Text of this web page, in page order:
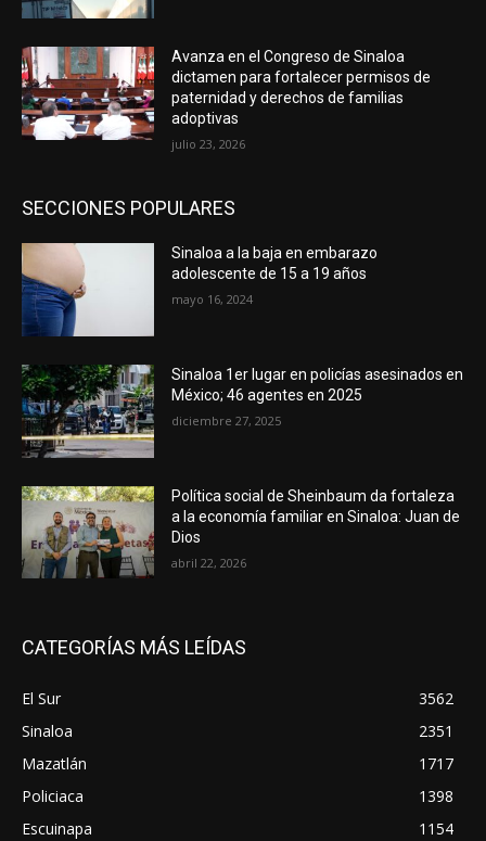
Avanza en el Congreso de Sinaloa
dictamen para fortalecer permisos de
paternidad y derechos de familias
adoptivas
julio 23, 2026
SECCIONES POPULARES
Sinaloa a la baja en embarazo
adolescente de 15 a 19 años
mayo 16, 2024
Sinaloa 1er lugar en policías asesinados en
México; 46 agentes en 2025
diciembre 27, 2025
Política social de Sheinbaum da fortaleza
a la economía familiar en Sinaloa: Juan de
Dios
abril 22, 2026
CATEGORÍAS MÁS LEÍDAS
El Sur
3562
Sinaloa
2351
Mazatlán
1717
Policiaca
1398
Escuinapa
1154